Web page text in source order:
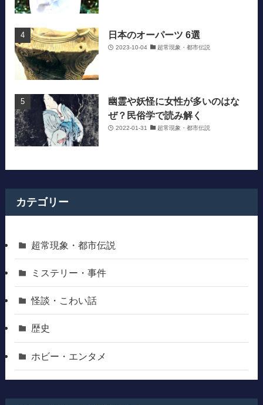
日本のオーパーツ 6選
2023-10-04 超常現象・都市伝説
幽霊や妖怪に女性が多いのはな
ぜ？民俗学で読み解く
2022-01-31 超常現象・都市伝説
カテゴリー
超常現象・都市伝説
ミステリー・事件
怪談・こわい話
歴史
ホビー・エンタメ